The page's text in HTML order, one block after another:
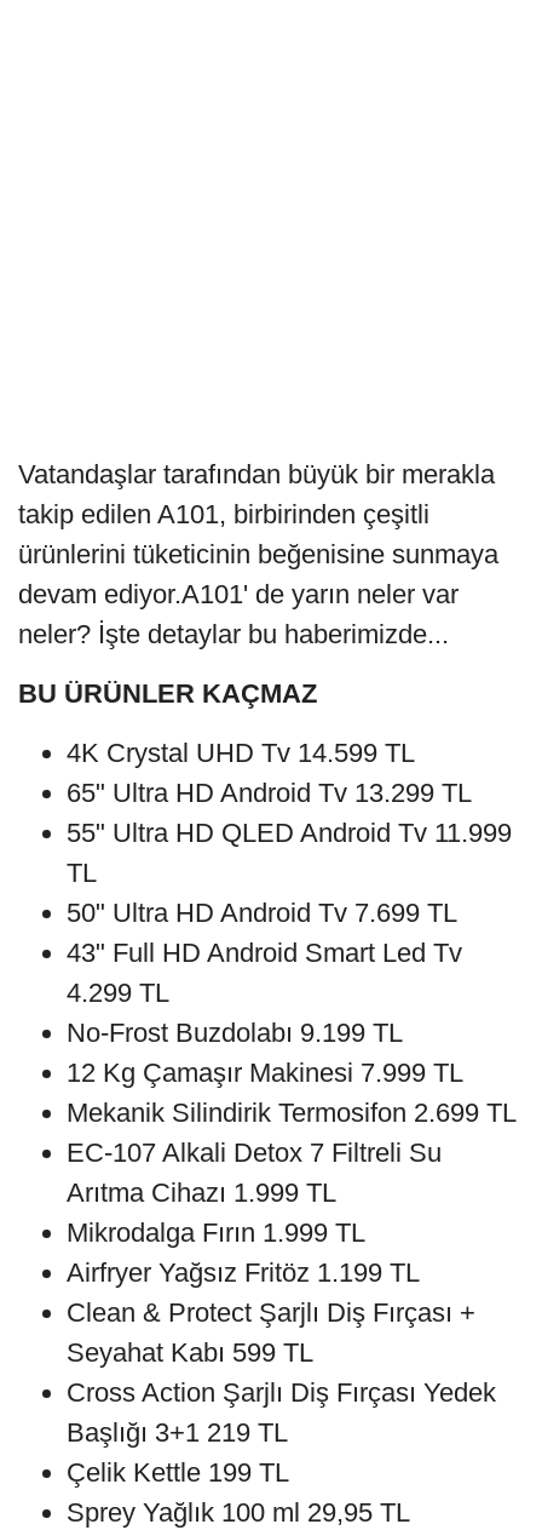
Vatandaşlar tarafından büyük bir merakla
takip edilen A101, birbirinden çeşitli
ürünlerini tüketicinin beğenisine sunmaya
devam ediyor.A101' de yarın neler var
neler? İşte detaylar bu haberimizde...
BU ÜRÜNLER KAÇMAZ
4K Crystal UHD Tv 14.599 TL
65" Ultra HD Android Tv 13.299 TL
55" Ultra HD QLED Android Tv 11.999
TL
50" Ultra HD Android Tv 7.699 TL
43" Full HD Android Smart Led Tv
4.299 TL
No-Frost Buzdolabı 9.199 TL
12 Kg Çamaşır Makinesi 7.999 TL
Mekanik Silindirik Termosifon 2.699 TL
EC-107 Alkali Detox 7 Filtreli Su
Arıtma Cihazı 1.999 TL
Mikrodalga Fırın 1.999 TL
Airfryer Yağsız Fritöz 1.199 TL
Clean & Protect Şarjlı Diş Fırçası +
Seyahat Kabı 599 TL
Cross Action Şarjlı Diş Fırçası Yedek
Başlığı 3+1 219 TL
Çelik Kettle 199 TL
Sprey Yağlık 100 ml 29,95 TL